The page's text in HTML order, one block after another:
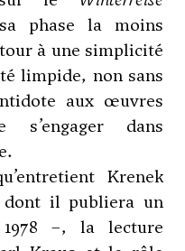
phase la moins
à une simplicité
limpide, non sans
aux œuvres
s’engager dans
Krenek
il publiera un
1978 –, la lecture